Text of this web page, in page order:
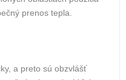
prenos tepla.
a preto sú obzvlášť